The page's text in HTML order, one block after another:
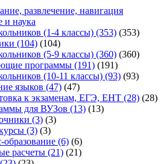
развлечение, навигация
и наука
(1-4 классы) (353) (353)
(104) (104)
(5-9 классы) (360) (360)
программы (191) (191)
(10-11 классы) (93) (93)
языков (47) (47)
к экзаменам, ЕГЭ, ЕНТ (28) (28)
для ВУЗов (13) (13)
(3) (3)
(3) (3)
образование (6) (6)
расчеты (21) (21)